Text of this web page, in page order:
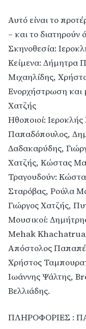
Αυτό είναι το
– και το διατηρούν
Σκηνοθεσία:
Κείμενα: Δήμητρα
Μιχαηλίδης,
Ενορχήστρωση και
Χατζής
Ηθοποιοί:
Παπαδόπουλος,
Δαδακαρύδης,
Χατζής, Κώστας
Τραγουδούν:
Σταρόβας, Ρούλα
Γιώργος Χατζής,
Μουσικοί:
Mehak
Απόστολος
Χρήστος
Ιωάννης Ψάλτης,
Βελλιάδης.
ΠΛΗΡΟΦΟΡΙΕΣ :